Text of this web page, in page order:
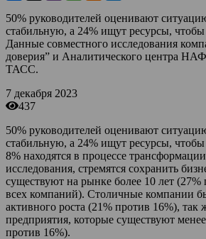
50% руководителей оценивают
стабильную, а 24% ищут ресурсы, чтобы
Данные совместного исследования
доверия” и Аналитического центра
ТАСС.
7 декабря 2023
437
50% руководителей оценивают
стабильную, а 24% ищут ресурсы, чтобы
8% находятся в процессе
исследования, стремятся сохранить
существуют на рынке более 10 лет (27%
всех компаний). Столичные компании
активного роста (21% против 16%), так
предприятия, которые существуют
против 16%).